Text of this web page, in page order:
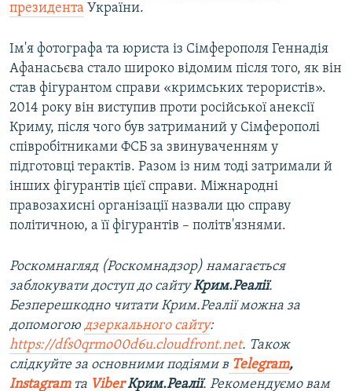
президента України.
Ім'я фотографа та юриста із Сімферополя Геннадія
Афанасьєва стало широко відомим після того, як він
став фігурантом справи «кримських терористів».
2014 року він виступив проти російської анексії
Криму, після чого був затриманий у Сімферополі
співробітниками ФСБ за звинуваченням у
підготовці терактів. Разом із ним тоді затримали й
інших фігурантів цієї справи. Міжнародні
правозахисні організації назвали цю справу
політичною, а її фігурантів – політв'язнями.
Роскомнагляд (Роскомнадзор) намагається
заблокувати доступ до сайтуКрим.Реалії.
Безперешкодно читати Крим.Реалії можна за
допомогою дзеркального сайту:
https://dfs0qrmo00d6u.cloudfront.net. Також
слідкуйте за основними подіями в Telegram,
Instagramта ViberКрим.Реалії. Рекомендуємо вам